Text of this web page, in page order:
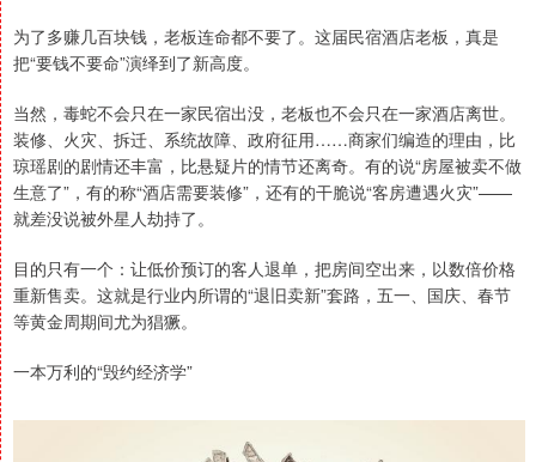
为了多赚几百块钱，老板连命都不要了。这届民宿酒店老板，真是
把“要钱不要命”演绎到了新高度。
当然，毒蛇不会只在一家民宿出没，老板也不会只在一家酒店离世。
装修、火灾、拆迁、系统故障、政府征用……商家们编造的理由，比
琼瑶剧的剧情还丰富，比悬疑片的情节还离奇。有的说“房屋被卖不做
生意了”，有的称“酒店需要装修”，还有的干脆说“客房遭遇火灾”——
就差没说被外星人劫持了。
目的只有一个：让低价预订的客人退单，把房间空出来，以数倍价格
重新售卖。这就是行业内所谓的“退旧卖新”套路，五一、国庆、春节
等黄金周期间尤为猖獗。
一本万利的“毁约经济学”